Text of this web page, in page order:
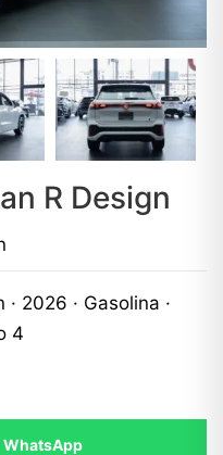
R Design
2026 · Gasolina ·
4
WhatsApp